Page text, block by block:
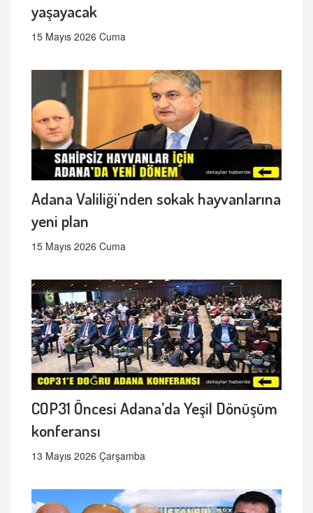
yaşayacak
15 Mayıs 2026 Cuma
Adana Valiliği'nden sokak hayvanlarına
yeni plan
15 Mayıs 2026 Cuma
COP31 Öncesi Adana’da Yeşil Dönüşüm
konferansı
13 Mayıs 2026 Çarşamba